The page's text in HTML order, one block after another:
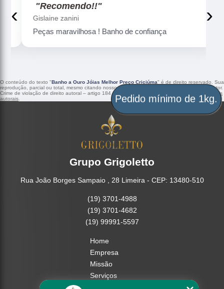
"Recomendo!!"
Gislaine zanini
Peças maravilhosa ! Banho de confiança
‹ ›
O conteúdo do texto "Banho a Ouro Jóias Melhor Preço Criciúma" é de direito reservado. Sua
reprodução, parcial ou total, mesmo citando nossos links, é proibida sem a autorização do autor.
Crime de violação de direito autoral – artigo 184 do Código Penal –
Lei 9610/98 - Lei de direitos
autorais
Grupo Grigoletto
Rua João Borges Sampaio , 28 Limeira - CEP: 13480-510
(19) 3701-4988
(19) 3701-4682
(19) 99991-5597
Home
Empresa
Missão
Serviços
Pedido mínimo de 1kg.